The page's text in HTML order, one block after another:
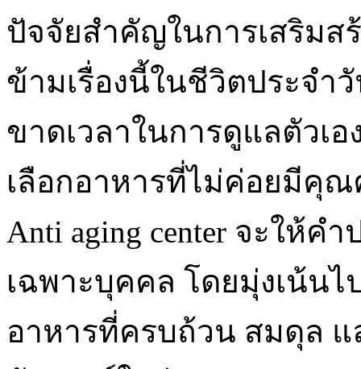
ปัจจัยสำคัญในการเสริมส
ข้ามเรื่องนี้ในชีวิตประจำ
ขาดเวลาในการดูแลตัวเ
เลือกอาหารที่ไม่ค่อยมีคุ
Anti aging center จะให้
เฉพาะบุคคล โดยมุ่งเน้น
อาหารที่ครบถ้วน สมดุล แ